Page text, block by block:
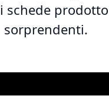
schede
sorprendenti.